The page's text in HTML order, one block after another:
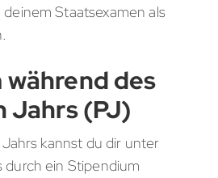
Staatsexamen als
des
Jahrs (PJ)
kannst du dir unter
ein Stipendium